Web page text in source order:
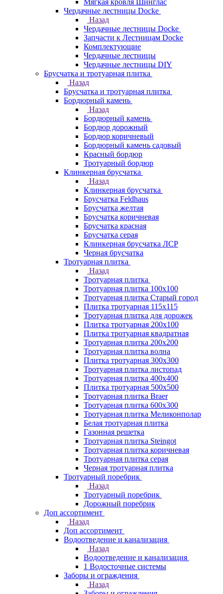
Мягкая кровля Шинглас
Чердачные лестницы Docke
Назад
Чердачные лестницы Docke
Запчасти к Лестницам Docke
Комплектующие
Чердачные лестницы
Чердачные лестницы DIY
Брусчатка и тротуарная плитка
Назад
Брусчатка и тротуарная плитка
Бордюрный камень
Назад
Бордюрный камень
Бордюр дорожный
Бордюр коричневый
Бордюрный камень садовый
Красный бордюр
Тротуарный бордюр
Клинкерная брусчатка
Назад
Клинкерная брусчатка
Брусчатка Feldhaus
Брусчатка желтая
Брусчатка коричневая
Брусчатка красная
Брусчатка серая
Клинкерная брусчатка ЛСР
Черная брусчатка
Тротуарная плитка
Назад
Тротуарная плитка
Тротуарная плитка 100x100
Тротуарная плитка Старый город
Плитка тротуарная 115x115
Тротуарная плитка для дорожек
Плитка тротуарная 200х100
Плитка тротуарная квадратная
Тротуарная плитка 200х200
Тротуарная плитка волна
Плитка тротуарная 300х300
Тротуарная плитка листопад
Тротуарная плитка 400х400
Плитка тротуарная 500x500
Тротуарная плитка Braer
Тротуарная плитка 600х300
Тротуарная плитка Меликонполар
Белая тротуарная плитка
Газонная решетка
Тротуарная плитка Steingot
Тротуарная плитка коричневая
Тротуарная плитка серая
Черная тротуарная плитка
Тротуарный поребрик
Назад
Тротуарный поребрик
Дорожный поребрик
Доп ассортимент
Назад
Доп ассортимент
Водоотведение и канализация
Назад
Водоотведение и канализация
1 Водосточные системы
Заборы и ограждения
Назад